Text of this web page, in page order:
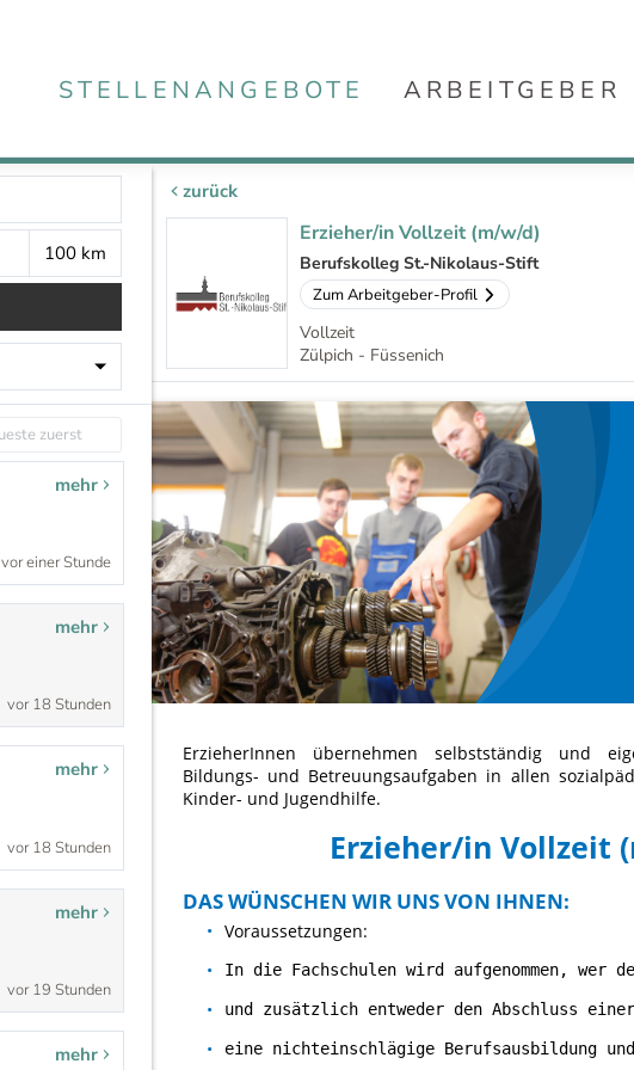
STELLENANGEBOTE ARBEITGEBER
mehr
vor einer Stunde
mehr
vor 18 Stunden
mehr
vor 18 Stunden
mehr
vor 19 Stunden
mehr
zurück
Erzieher/in Vollzeit (m/w/d)
Berufskolleg St.-Nikolaus-Stift
Zum Arbeitgeber-Profil
Vollzeit
Zülpich - Füssenich